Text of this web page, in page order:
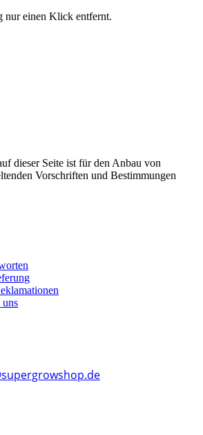
nur einen Klick entfernt.
dieser Seite ist für den Anbau von
Vorschriften und Bestimmungen